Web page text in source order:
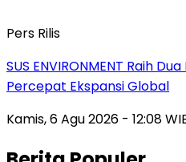
Pers Rilis
SUS ENVIRONMENT Raih
Percepat Ekspansi Global
Kamis, 6 Agu 2026 - 12:08